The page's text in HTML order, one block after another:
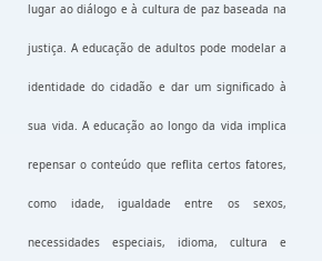
lugar ao diálogo e à cultura de paz baseada na
justiça. A educação de adultos pode modelar a
identidade do cidadão e dar um significado à
sua vida. A educação ao longo da vida implica
repensar o conteúdo que reflita certos fatores,
como idade, igualdade entre os sexos,
necessidades especiais, idioma, cultura e